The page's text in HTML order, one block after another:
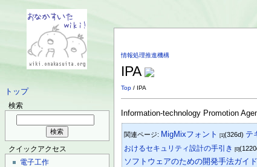
トップ
検索
クイックアクセス
電子工作
情報処理推進機構
IPA
Top / IPA
Information-technology Promotion
関連ページ: MigMixフォント [1](326d) テ
おけるセキュリティ設計の手引き
[0]
ソフトウェアのための開発手法ガイ